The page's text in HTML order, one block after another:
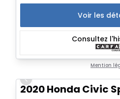
Voir les
Consultez
Mention
Previous slide
2020 Honda Civic